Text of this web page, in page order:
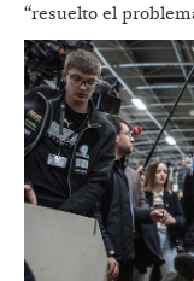
“resuelto el